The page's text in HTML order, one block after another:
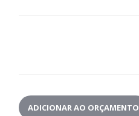
ADICIONAR AO ORÇAMENTO